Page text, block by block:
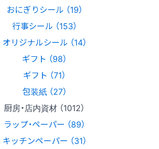
おにぎりシール （19）
行事シール （153）
オリジナルシール （14）
ギフト （98）
ギフト （71）
包装紙 （27）
厨房・店内資材 （1012）
ラップ・ペーパー （89）
キッチンペーパー （31）